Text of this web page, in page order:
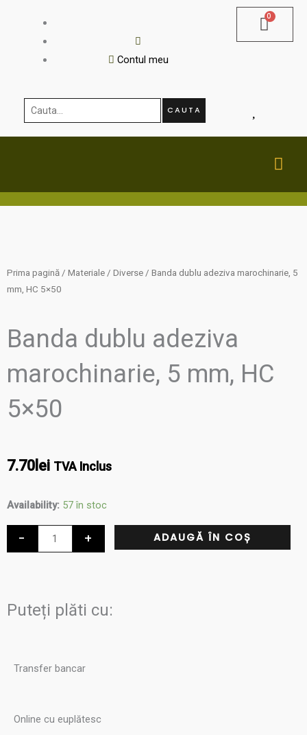
Contul meu
Cauta... CAUTA
Prima pagină / Materiale / Diverse / Banda dublu adeziva marochinarie, 5
mm, HC 5×50
Banda dublu adeziva
marochinarie, 5 mm, HC
5×50
7.70 lei TVA Inclus
Availability: 57 în stoc
-
Cantitate
Banda
dublu
mm,
+ ADAUGĂ ÎN COȘ
Puteți plăti cu:
Transfer bancar
Online cu euplătesc